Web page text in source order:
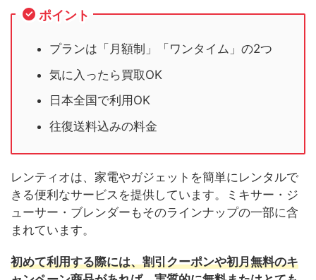
ポイント
プランは「月額制」「ワンタイム」の2つ
気に入ったら買取OK
日本全国で利用OK
往復送料込みの料金
レンティオは、家電やガジェットを簡単にレンタルで
きる便利なサービスを提供しています。ミキサー・ジ
ューサー・ブレンダーもそのラインナップの一部に含
まれています。
初めて利用する際には、割引クーポンや初月無料のキ